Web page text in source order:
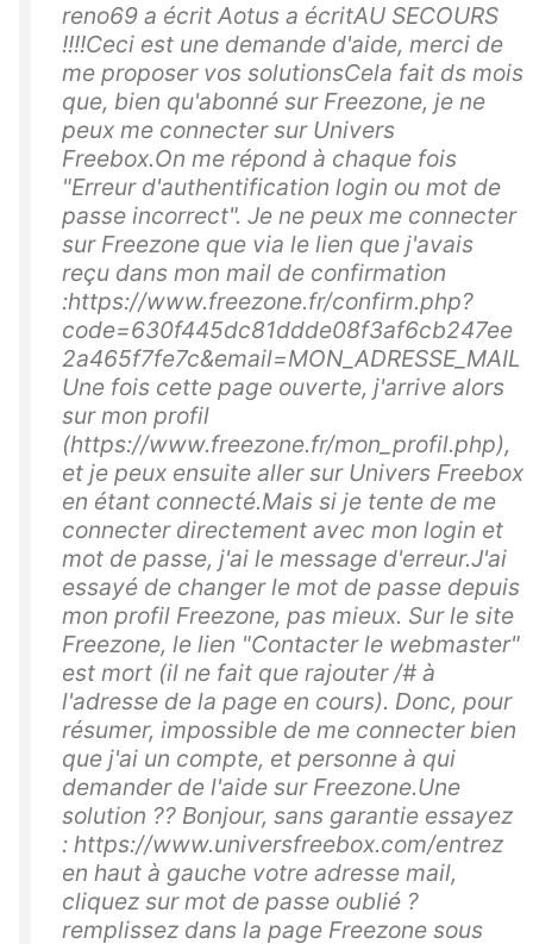
reno69 a écrit Aotus a écritAU SECOURS
!!!!Ceci est une demande d'aide, merci de
me proposer vos solutionsCela fait ds mois
que, bien qu'abonné sur Freezone, je ne
peux me connecter sur Univers
Freebox.On me répond à chaque fois
"Erreur d'authentification login ou mot de
passe incorrect". Je ne peux me connecter
sur Freezone que via le lien que j'avais
reçu dans mon mail de confirmation
:https://www.freezone.fr/confirm.php?
code=630f445dc81ddde08f3af6cb247ee
2a465f7fe7c&email=MON_ADRESSE_MAIL
Une fois cette page ouverte, j'arrive alors
sur mon profil
(https://www.freezone.fr/mon_profil.php),
et je peux ensuite aller sur Univers Freebox
en étant connecté.Mais si je tente de me
connecter directement avec mon login et
mot de passe, j'ai le message d'erreur.J'ai
essayé de changer le mot de passe depuis
mon profil Freezone, pas mieux. Sur le site
Freezone, le lien "Contacter le webmaster"
est mort (il ne fait que rajouter /# à
l'adresse de la page en cours). Donc, pour
résumer, impossible de me connecter bien
que j'ai un compte, et personne à qui
demander de l'aide sur Freezone.Une
solution ?? Bonjour, sans garantie essayez
: https://www.universfreebox.com/entrez
en haut à gauche votre adresse mail,
cliquez sur mot de passe oublié ?
remplissez dans la page Freezone sous